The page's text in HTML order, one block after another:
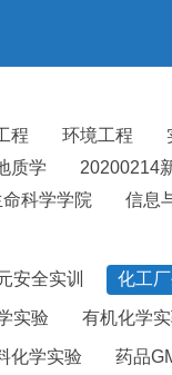
程 环境工程
质学 20200214
科学学院 信息
安全实训 化工
实验 有机化学
化学实验 药品